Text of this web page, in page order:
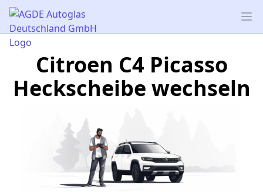
AGDE Autoglas Deutschland GmbH
Citroen C4 Picasso
Heckscheibe wechseln